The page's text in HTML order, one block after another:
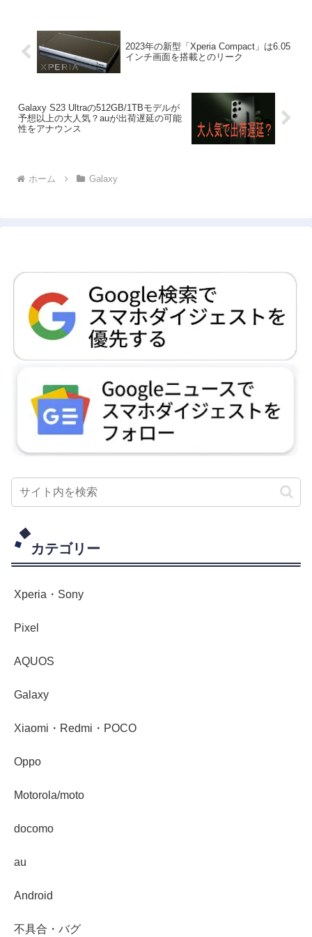
2023年の新型「Xperia Compact」は6.05
インチ画面を搭載とのリーク
Galaxy S23 Ultraの512GB/1TBモデルが
予想以上の大人気？auが出荷遅延の可能
性をアナウンス
ホーム Galaxy
カテゴリー
Xperia・Sony
Pixel
AQUOS
Galaxy
Xiaomi・Redmi・POCO
Oppo
Motorola/moto
docomo
au
Android
不具合・バグ